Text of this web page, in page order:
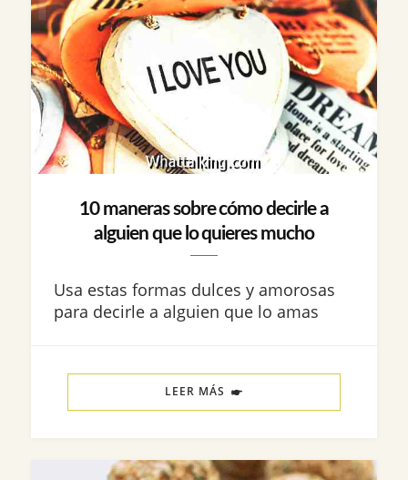
10 maneras sobre cómo decirle a
alguien que lo quieres mucho
Usa estas formas dulces y amorosas
para decirle a alguien que lo amas
LEER MÁS